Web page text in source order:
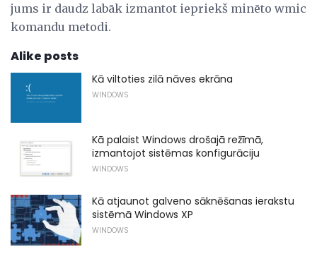
jums ir daudz labāk izmantot iepriekš minēto wmic
komandu metodi.
Alike posts
Kā viltoties zilā nāves ekrāna
WINDOWS
Kā palaist Windows drošajā režīmā,
izmantojot sistēmas konfigurāciju
WINDOWS
Kā atjaunot galveno sāknēšanas ierakstu
sistēmā Windows XP
WINDOWS